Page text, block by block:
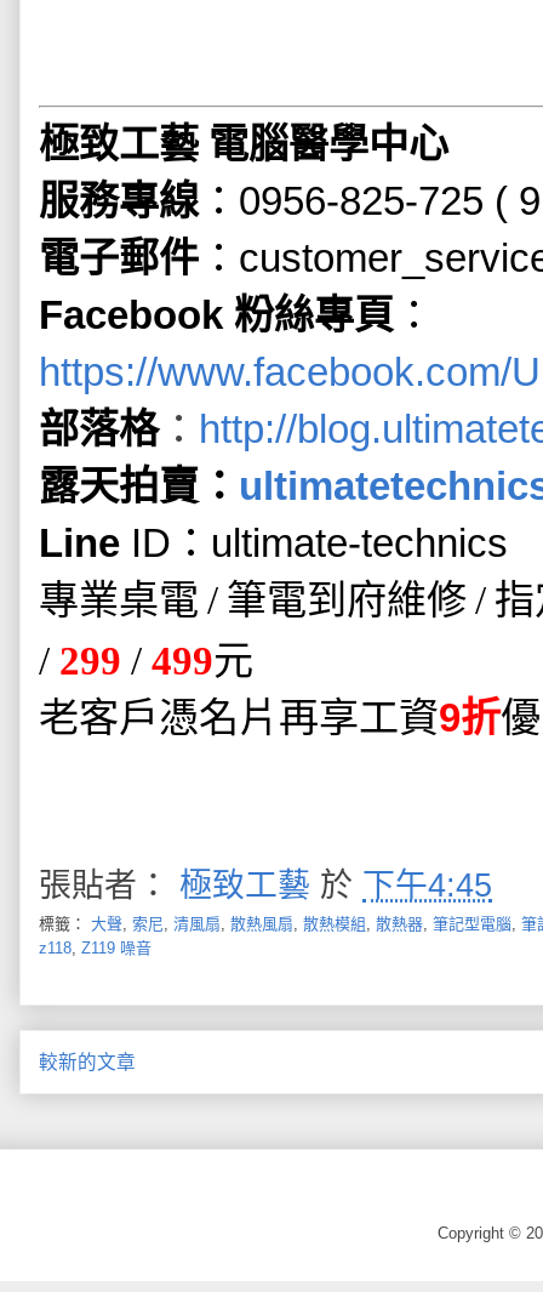
極致工藝 電腦醫學中心
服務專線： 0956-825-725 (
電子郵件 ：
Facebook 粉絲專頁 ：
https://www.facebook.com/
部落格： http://
露天拍賣：
Line ID ： ultimate-technics
專業桌電 / 筆電到府維修/
/ 299 / 499元
老客戶憑名片再享工資9折
張貼者： 極致工藝 於 下午4:45
標籤： 大聲 索尼 清風扇 散熱風扇 散熱模組 散熱器 筆記型電腦 筆
z118 Z119 噪音
較新的文章
Copyright ©